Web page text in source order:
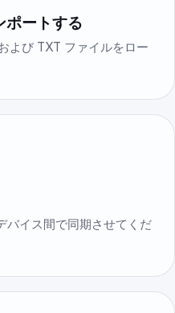
ポートする
よび TXT ファイルをロー
バイス間で同期させてくだ